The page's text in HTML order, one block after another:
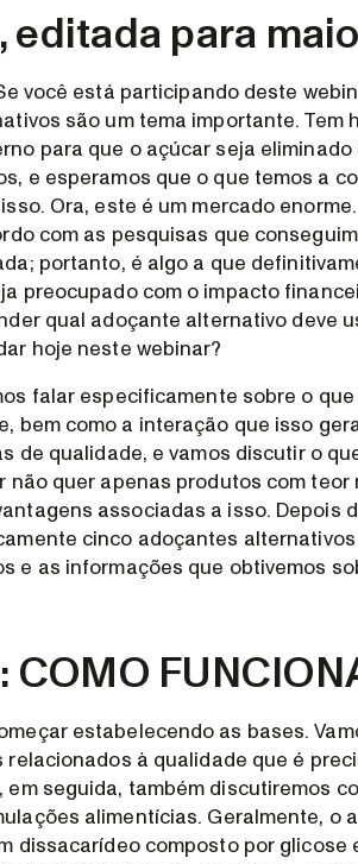
editada para
você está participando deste
são um tema importante. Tem
para que o açúcar seja
e esperamos que o que temos a
Ora, este é um mercado
com as pesquisas que
portanto, é algo a que
preocupado com o impacto
qual adoçante alternativo deve
hoje neste webinar?
falar especificamente sobre o
bem como a interação que isso
de qualidade, e vamos discutir o
não quer apenas produtos com teor
associadas a isso. Depois
cinco adoçantes
e as informações que obtivemos
COMO
estabelecendo as bases.
à qualidade que é
em seguida, também discutiremos
alimentícias. Geralmente, o
dissacarídeo composto por glicose